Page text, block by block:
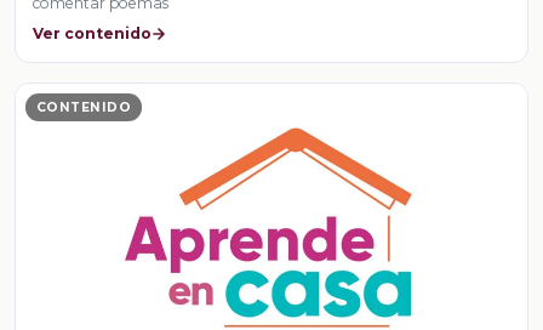
Ver contenido
CONTENIDO